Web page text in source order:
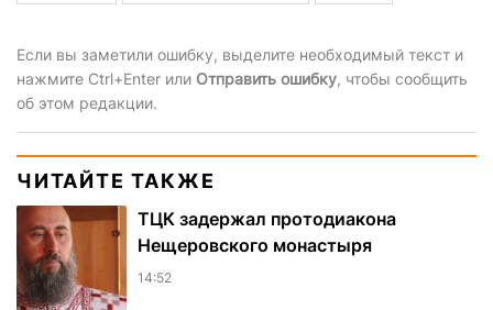
Если вы заметили ошибку, выделите необходимый текст и
нажмите Ctrl+Enter или Отправить ошибку, чтобы сообщить
об этом редакции.
ЧИТАЙТЕ ТАКЖЕ
ТЦК задержал протодиакона
Нещеровского монастыря
14:52